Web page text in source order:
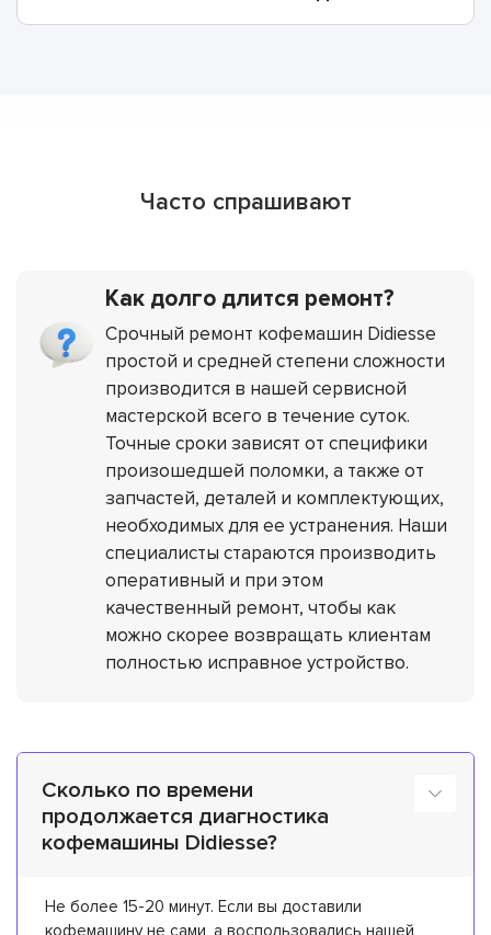
Часто спрашивают
Как долго длится ремонт?
Срочный ремонт кофемашин Didiesse
простой и средней степени сложности
производится в нашей сервисной
мастерской всего в течение суток.
Точные сроки зависят от специфики
произошедшей поломки, а также от
запчастей, деталей и комплектующих,
необходимых для ее устранения. Наши
специалисты стараются производить
оперативный и при этом
качественный ремонт, чтобы как
можно скорее возвращать клиентам
полностью исправное устройство.
Сколько по времени
продолжается диагностика
кофемашины Didiesse?
Не более 15-20 минут. Если вы доставили
кофемашину не сами, а воспользовались нашей